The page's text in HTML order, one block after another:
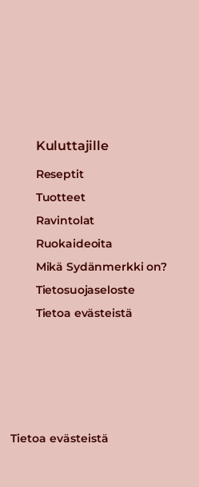
Kuluttajille
Reseptit
Tuotteet
Ravintolat
Ruokaideoita
Mikä Sydänmerkki on?
Tietosuojaseloste
Tietoa evästeistä
Tietoa evästeistä